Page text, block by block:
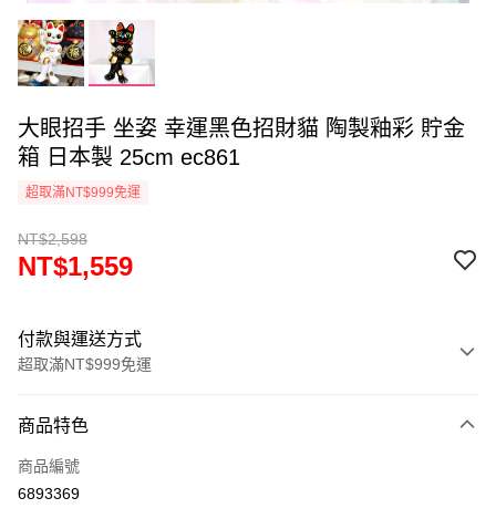
大眼招手 坐姿 幸運黑色招財貓 陶製釉彩 貯金
箱 日本製 25cm ec861
超取滿NT$999免運
NT$2,598
NT$1,559
付款與運送方式
超取滿NT$999免運
信用卡一次付款
信用卡分期付款
商品特色
商品編號
6893369